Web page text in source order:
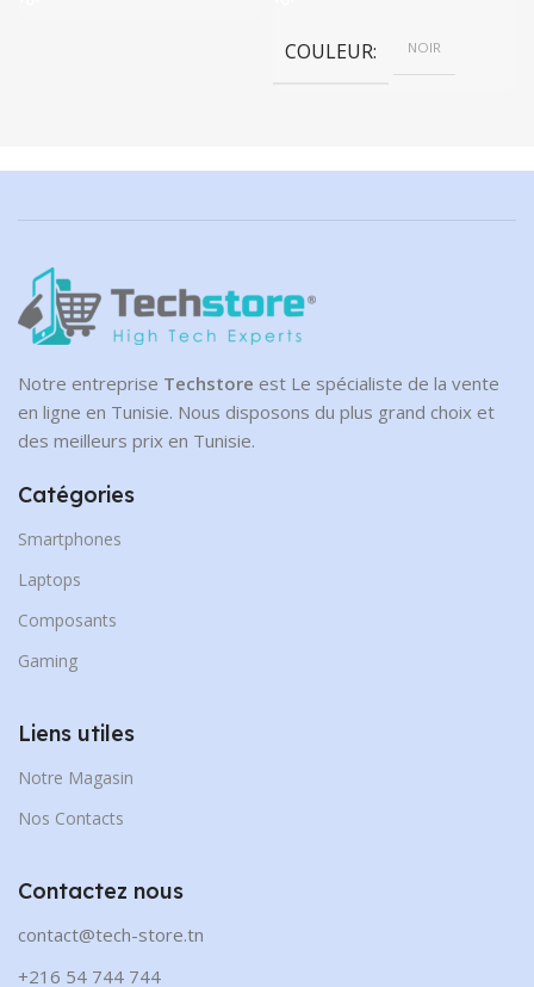
COULEUR NOIR
Notre entreprise Techstore est Le spécialiste de la vente
en ligne en Tunisie. Nous disposons du plus grand choix et
des meilleurs prix en Tunisie.
Catégories
Smartphones
Laptops
Composants
Gaming
Liens utiles
Notre Magasin
Nos Contacts
Contactez nous
contact@tech-store.tn
+216 54 744 744